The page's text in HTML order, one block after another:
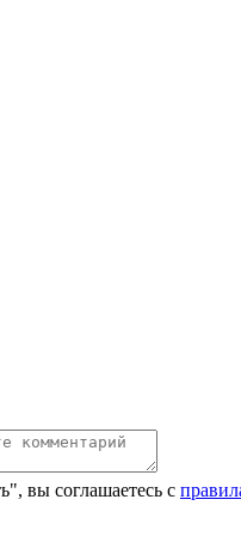
вы соглашаетесь с